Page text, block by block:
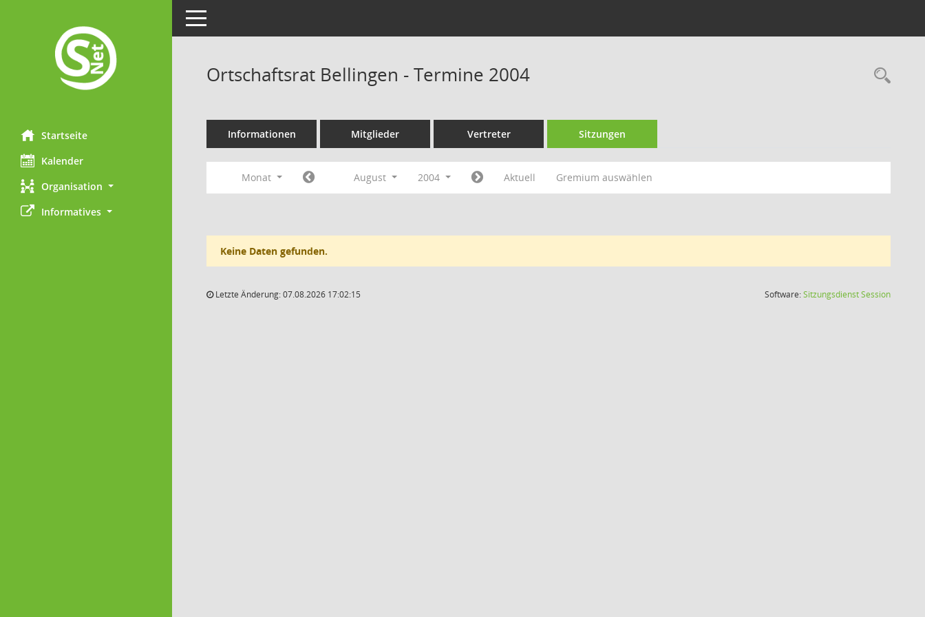
Startseite
Kalender
Organisation
Informatives
Toggle navigation
Ortschaftsrat Bellingen - Termine 2004
Informationen Mitglieder Vertreter Sitzungen
Monat August 2004 Aktuell Gremium auswählen
Keine Daten gefunden.
Letzte Änderung: 07.08.2026 17:02:15 Software:SitzungsdienstSession(Wird in